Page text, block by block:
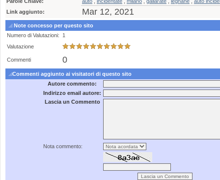
Link aggiunto:
Mar 12, 2021
Note concesso per questo sito
Numero di Valutazioni:
1
Valutazione
Commenti 0
Commenti aggiunto ai visitatori di questo sito
Autore commento:
Indirizzo email autore:
Lascia un Commento
Nota commento: